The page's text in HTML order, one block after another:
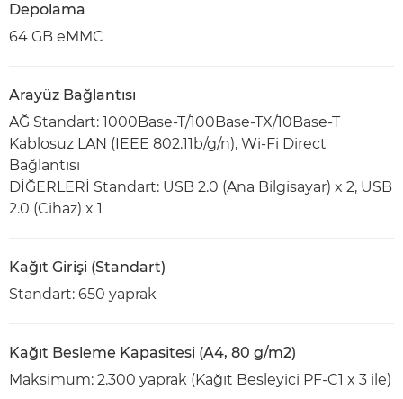
Depolama
64 GB eMMC
Arayüz Bağlantısı
AĞ Standart: 1000Base-T/100Base-TX/10Base-T
Kablosuz LAN (IEEE 802.11b/g/n), Wi-Fi Direct
Bağlantısı
DİĞERLERİ Standart: USB 2.0 (Ana Bilgisayar) x 2, USB
2.0 (Cihaz) x 1
Kağıt Girişi (Standart)
Standart: 650 yaprak
Kağıt Besleme Kapasitesi (A4, 80 g/m2)
Maksimum: 2.300 yaprak (Kağıt Besleyici PF-C1 x 3 ile)